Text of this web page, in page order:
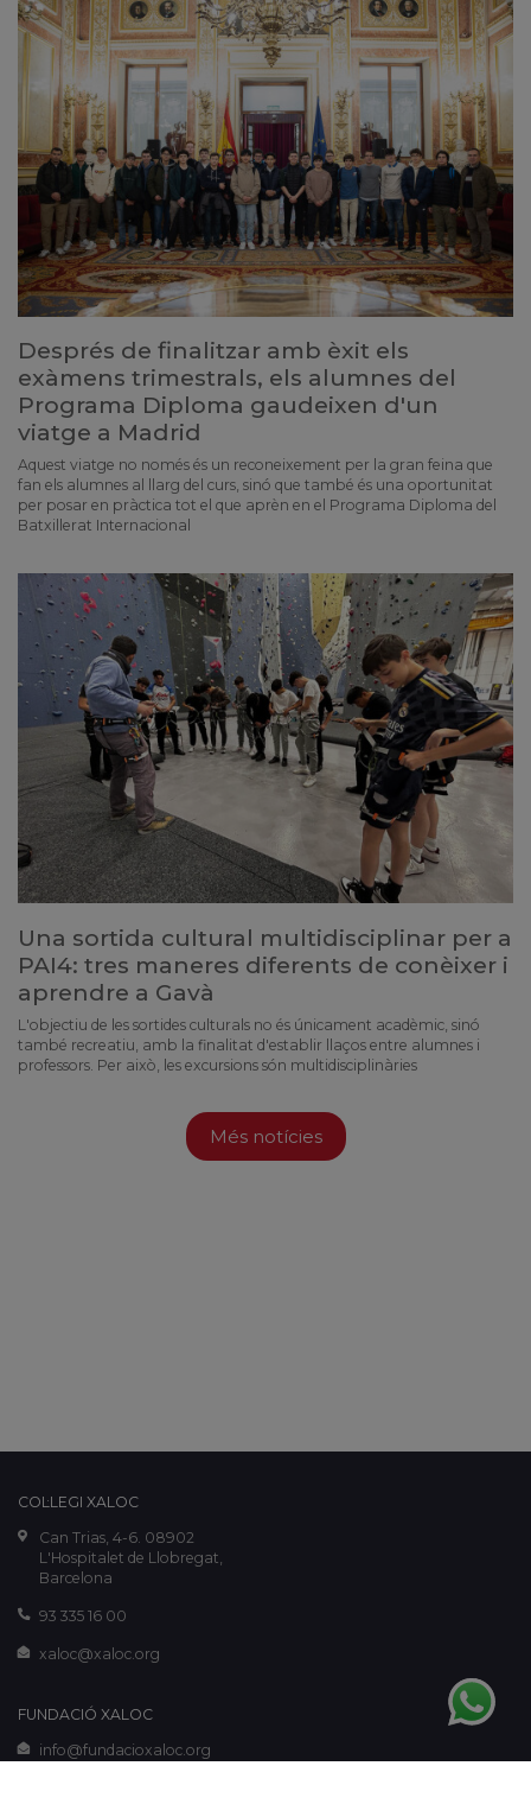
Després de finalitzar amb èxit els
exàmens trimestrals, els alumnes del
Programa Diploma gaudeixen d'un
viatge a Madrid
Aquest viatge no només és un reconeixement per la gran feina que
fan els alumnes al llarg del curs, sinó que també és una oportunitat
per posar en pràctica tot el que aprèn en el Programa Diploma del
Batxillerat Internacional
Una sortida cultural multidisciplinar per a
PAI4: tres maneres diferents de conèixer i
aprendre a Gavà
L'objectiu de les sortides culturals no és únicament acadèmic, sinó
també recreatiu, amb la finalitat d'establir llaços entre alumnes i
professors. Per això, les excursions són multidisciplinàries
Més notícies
COL·LEGI XALOC
Can Trias, 4-6. 08902
L'Hospitalet de Llobregat,
Barcelona
93 335 16 00
xaloc@xaloc.org
FUNDACIÓ XALOC
info@fundacioxaloc.org